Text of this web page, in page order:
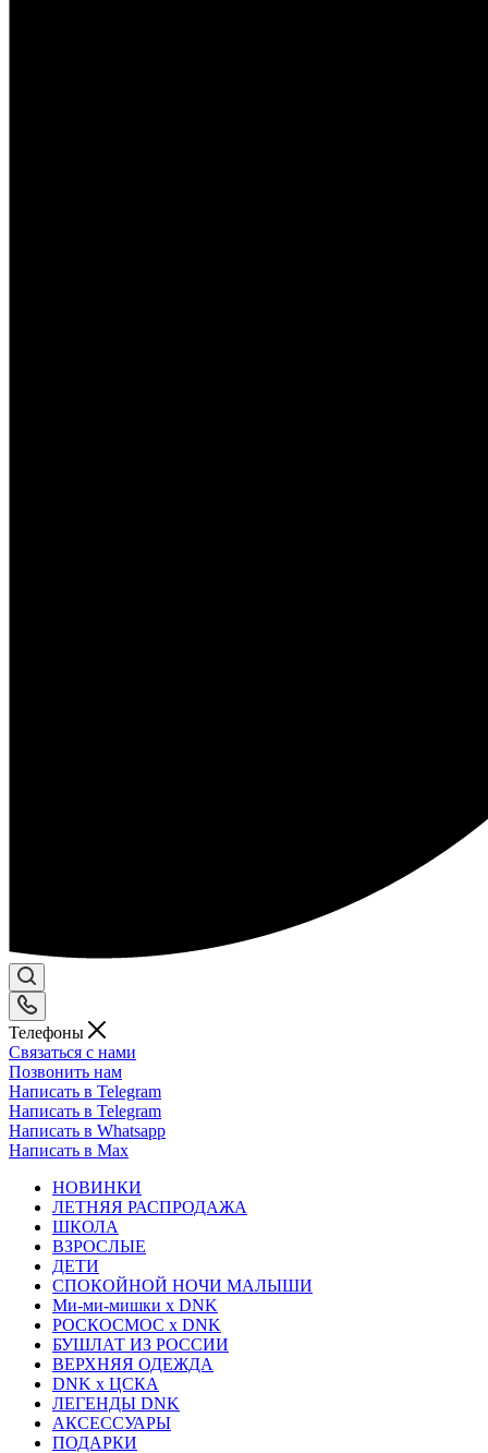
Телефоны
Связаться с нами
Позвонить нам
Написать в Telegram
Написать в Telegram
Написать в Whatsapp
Написать в Max
НОВИНКИ
ЛЕТНЯЯ РАСПРОДАЖА
ШКОЛА
ВЗРОСЛЫЕ
ДЕТИ
СПОКОЙНОЙ НОЧИ МАЛЫШИ
Ми-ми-мишки x DNK
РОСКОСМОС x DNK
БУШЛАТ ИЗ РОССИИ
ВЕРХНЯЯ ОДЕЖДА
DNK x ЦСКА
ЛЕГЕНДЫ DNK
АКСЕССУАРЫ
ПОДАРКИ